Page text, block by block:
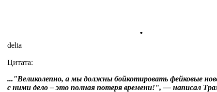
.
delta
Цитата:
..."Великолепно, а мы должны бойкотировать фейковые
с ними дело – это полная потеря времени!", — написал